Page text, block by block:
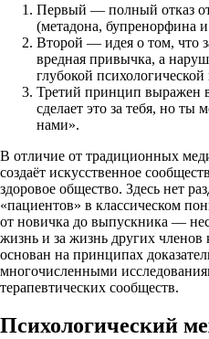
Первый — полный отказ
(метадона, бупренорфина
Второй — идея о том, что
вредная привычка, а
глубокой психологической
Третий принцип выражен
сделает это за тебя, но ты
нами».
В отличие от традиционных
создаёт искусственное
здоровое общество. Здесь нет
«пациентов» в классическом
от новичка до выпускника —
жизнь и за жизнь других
основан на принципах
многочисленными
терапевтических сообществ.
Психологический